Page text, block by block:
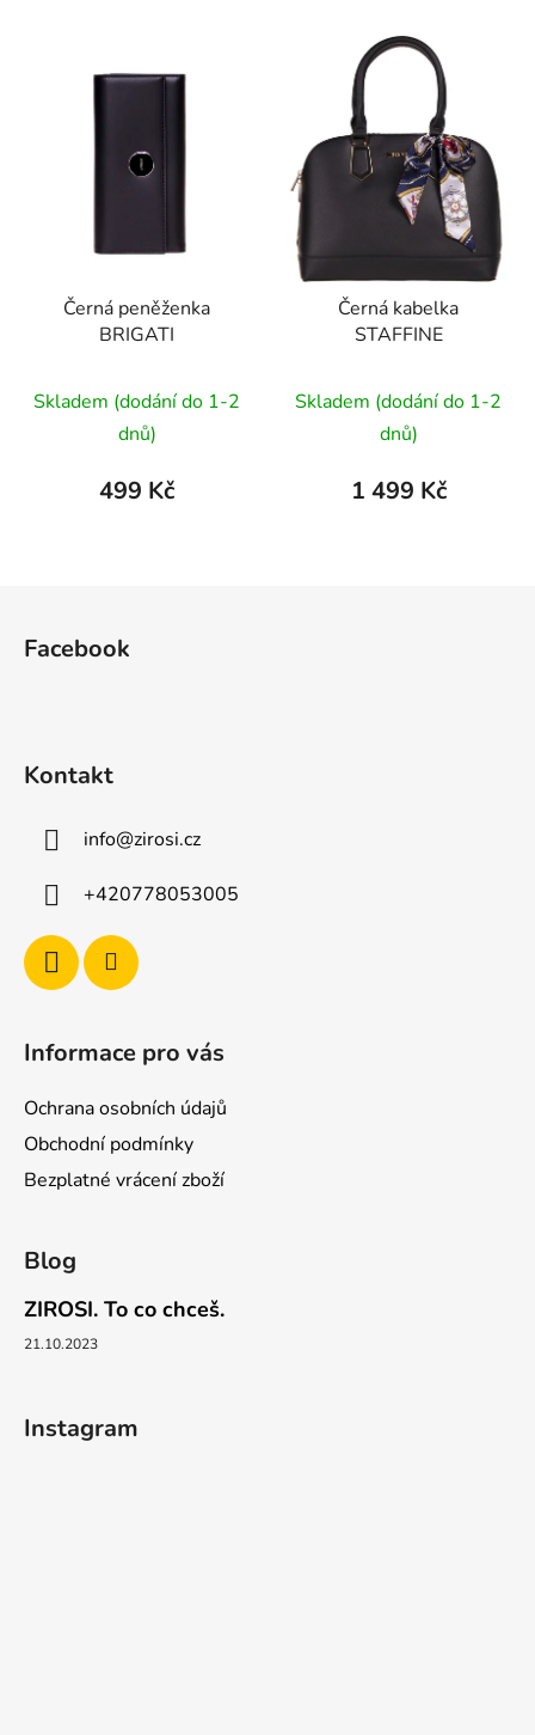
Černá peněženka
BRIGATI
Skladem (dodání do 1-2
dnů)
499 Kč
Černá kabelka
STAFFINE
hodnocení
produktu
je
Skladem (dodání do 1-2
dnů)
1 499 Kč
Facebook
Kontakt
info@zirosi.cz
+420778053005
Informace pro vás
Ochrana osobních údajů
Obchodní podmínky
Bezplatné vrácení zboží
Blog
ZIROSI. To co chceš.
21.10.2023
Instagram